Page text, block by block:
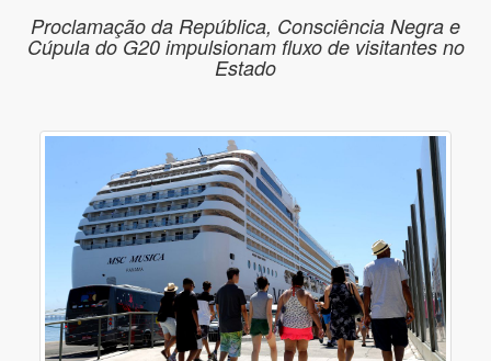
Proclamação da República, Consciência Negra e
Cúpula do G20 impulsionam fluxo de visitantes no
Estado